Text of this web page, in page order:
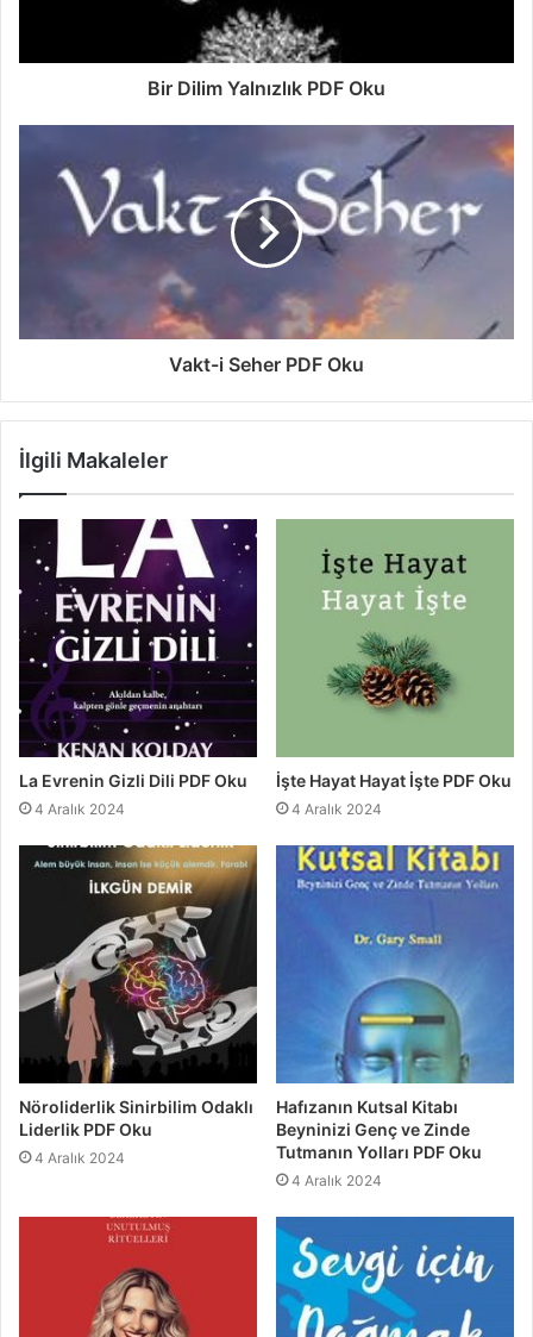
Bir Dilim Yalnızlık PDF Oku
Vakt-i Seher PDF Oku
İlgili Makaleler
La Evrenin Gizli Dili PDF Oku
4 Aralık 2024
İşte Hayat Hayat İşte PDF Oku
4 Aralık 2024
Nöroliderlik Sinirbilim Odaklı
Liderlik PDF Oku
4 Aralık 2024
Hafızanın Kutsal Kitabı
Beyninizi Genç ve Zinde
Tutmanın Yolları PDF Oku
4 Aralık 2024